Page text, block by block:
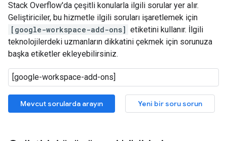
Stack Overflow'da çeşitli konularla ilgili sorular yer alır.
Geliştiriciler, bu hizmetle ilgili soruları işaretlemek için
[google-workspace-add-ons] etiketini kullanır. İlgili
teknolojilerdeki uzmanların dikkatini çekmek için sorunuza
başka etiketler ekleyebilirsiniz.
Mevcut sorularda arayın Yeni bir soru sorun